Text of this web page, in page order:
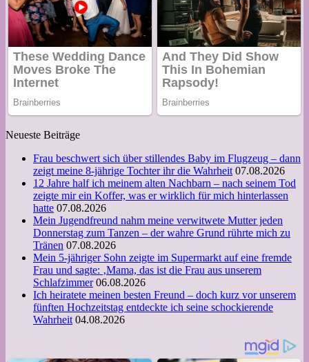
Neueste Beiträge
Frau beschwert sich über stillendes Baby im Flugzeug – dann
zeigt meine 8-jährige Tochter ihr die Wahrheit 07.08.2026
12 Jahre half ich meinem alten Nachbarn – nach seinem Tod
zeigte mir ein Koffer, was er wirklich für mich hinterlassen
hatte 07.08.2026
Mein Jugendfreund nahm meine verwitwete Mutter jeden
Donnerstag zum Tanzen – der wahre Grund rührte mich zu
Tränen 07.08.2026
Mein 5-jähriger Sohn zeigte im Supermarkt auf eine fremde
Frau und sagte: ‚Mama, das ist die Frau aus unserem
Schlafzimmer 06.08.2026
Ich heiratete meinen besten Freund – doch kurz vor unserem
fünften Hochzeitstag entdeckte ich seine schockierende
Wahrheit 04.08.2026